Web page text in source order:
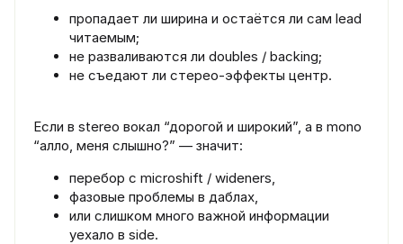
пропадает ли ширина и остаётся ли сам lead
читаемым;
не разваливаются ли doubles / backing;
не съедают ли стерео-эффекты центр.
Если в stereo вокал “дорогой и широкий”, а в mono
“алло, меня слышно?” — значит:
перебор с microshift / wideners,
фазовые проблемы в даблах,
или слишком много важной информации
уехало в side.